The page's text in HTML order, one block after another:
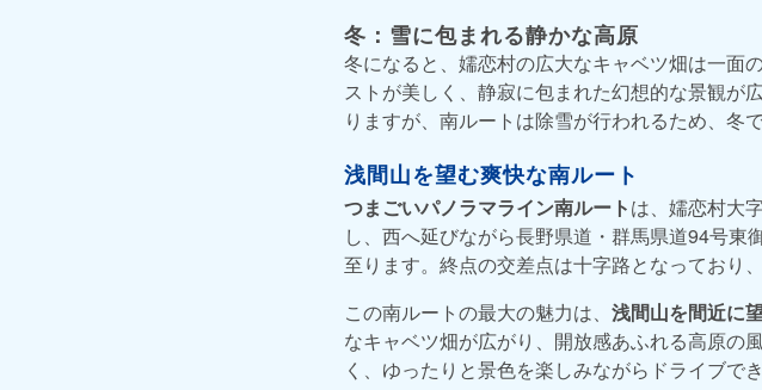
冬：雪に包まれる静かな高原
冬になると、嬬恋村の広大なキャベツ畑は一面
ストが美しく、静寂に包まれた幻想的な景観が
りますが、南ルートは除雪が行われるため、冬
浅間山を望む爽快な南ルート
つまごいパノラマライン南ルートは、嬬恋村大
し、西へ延びながら長野県道・群馬県道94号
至ります。終点の交差点は十字路となっており
この南ルートの最大の魅力は、 浅間山を間近に
なキャベツ畑が広がり、開放感あふれる高原の
く、ゆったりと景色を楽しみながらドライブで